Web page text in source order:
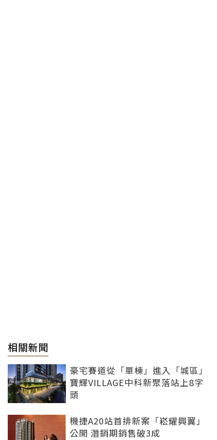
相關新聞
豪宅賽道從「單棟」進入「城區」
寶輝VILLAGE中科新聚落站上8字
頭
機捷A20站首排新案「崧耀興翼」
公開 潛銷期銷售破3成